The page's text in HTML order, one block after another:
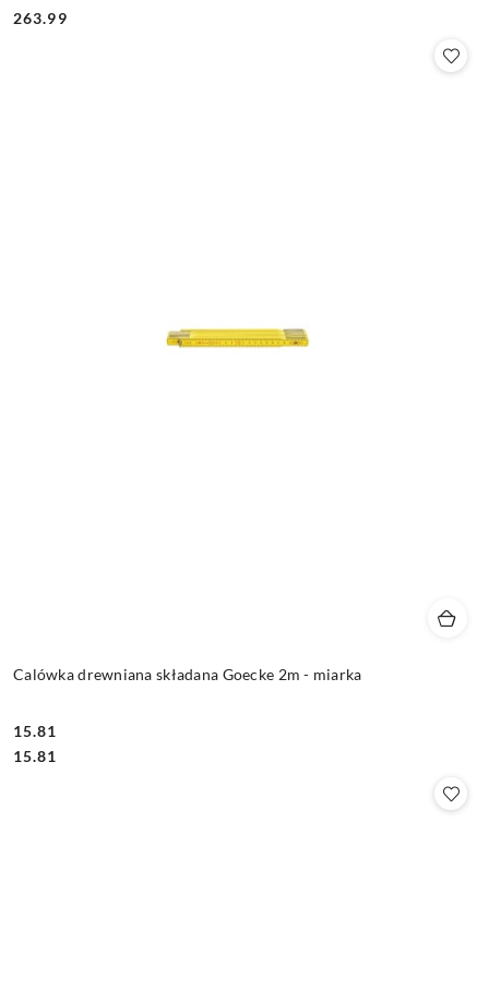
Cena:
Cena:
263.99
Calówka drewniana składana Goecke 2m - miarka
Cena:
15.81
Cena:
15.81